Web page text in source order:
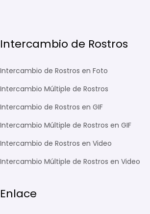
Intercambio de Rostros
Intercambio de Rostros en Foto
Intercambio Múltiple de Rostros
Intercambio de Rostros en GIF
Intercambio Múltiple de Rostros en GIF
Intercambio de Rostros en Video
Intercambio Múltiple de Rostros en Video
Enlace